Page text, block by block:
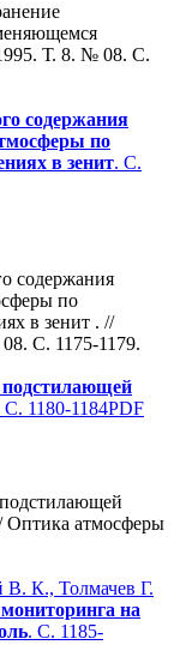
Т. 8. № 08. С.
содержания
по
в зенит. С.
содержания
по
в зенит . //
С. 1175-1179.
подстилающей
С. 1180-1184PDF
Оптика атмосферы
К., Толмачев Г.
на
. С. 1185-